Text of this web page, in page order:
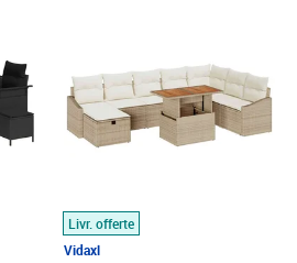
Livr. offerte
Vidaxl